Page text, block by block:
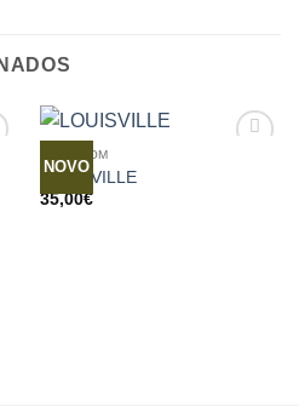
NOVO
TRADISOM
LOUISVILLE
35,00€